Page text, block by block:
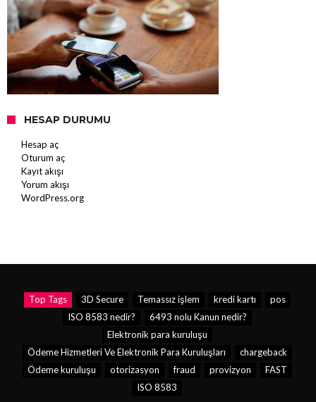
HESAP DURUMU
Hesap aç
Oturum aç
Kayıt akışı
Yorum akışı
WordPress.org
Top Tags 3D Secure Temassız işlem kredi kartı
pos
ISO 8583 nedir?
6493 nolu Kanun nedir?
Elektronik para kuruluşu
Ödeme Hizmetleri Ve Elektronik Para Kuruluşları
chargeback
Ödeme kuruluşu
otorizasyon fraud provizyon
FAST
ISO 8583